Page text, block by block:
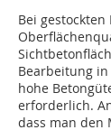
Bei
Bearbeitung
hohe
erforderlich.
dass man den